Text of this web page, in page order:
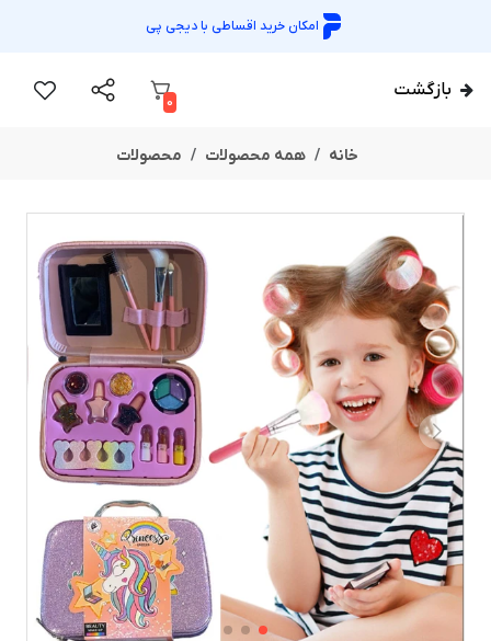
بازگشت
0
خانه همه محصولات محصولات
ســــریع